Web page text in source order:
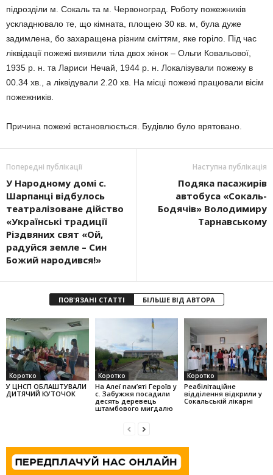
підрозділи м. Сокаль та м. Червоноград. Роботу пожежників
ускладнювало те, що кімната, площею 30 кв. м, була дуже
задимлена, бо захаращена різним сміттям, яке горіло. Під час
ліквідації пожежі виявили тіла двох жінок – Ольги Ковальової,
1935 р. н. та Лариси Нечай, 1944 р. н. Локалізували пожежу в
00.34 хв., а ліквідували 2.20 хв. На місці пожежі працювали вісім
пожежників.
Причина пожежі встановлюється. Будівлю було врятовано.
Попередні публікації
У Народному домі с.
Шарпанці відбулось
театралізоване дійство
«Українські традиції
Різдвяних свят «Ой,
радуйся земле – Син
Божий народився!»
Наступна публікація
Подяка пасажирів
автобуса «Сокаль-
Бодячів» Володимиру
Тарнавському
ПОВ'ЯЗАНІ СТАТТІ БІЛЬШЕ ВІД АВТОРА
Коротко
У ЦНСП ОБЛАШТУВАЛИ
ДИТЯЧИЙ КУТОЧОК
Коротко
На Алеї па­м’яті Героїв у
с. Забужжя поса­дили
десять деревець
штамбо­вого мигдалю
Коротко
Реабілітаційне
відділення відкрили у
Сокальській лікарні